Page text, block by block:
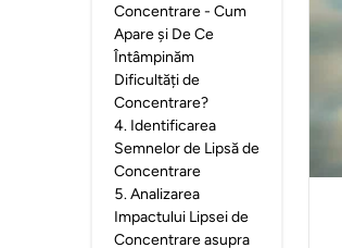
Concentrare - Cum
Apare și De Ce
Întâmpinăm
Dificultăți de
Concentrare?
4. Identificarea
Semnelor de Lipsă de
Concentrare
5.Analizarea
Impactului Lipsei de
Concentrare asupra